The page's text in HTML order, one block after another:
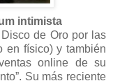
intimista
de Oro por las
en físico) y también
online de su
Su más reciente